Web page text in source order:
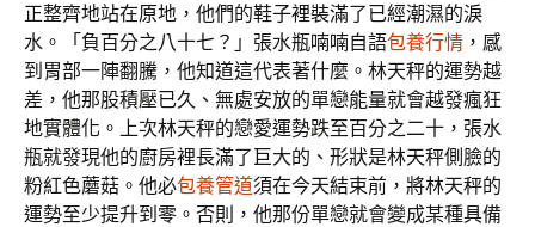
正整齊地站在原地，他們的鞋子裡裝滿了已經潮濕的淚
水。「負百分之八十七？」張水瓶喃喃自語包養行情 ，感
到胃部一陣翻騰，他知道這代表著什麼。林天秤的運勢越
差，他那股積壓已久、無處安放的單戀能量就會越發瘋狂
地實體化。上次林天秤的戀愛運勢跌至百分之二十，張水
瓶就發現他的廚房裡長滿了巨大的、形狀是林天秤側臉的
粉紅色蘑菇。他必包養管道須在今天結束前，將林天秤的
運勢至少提升到零。否則，他那份單戀就會變成某種具備